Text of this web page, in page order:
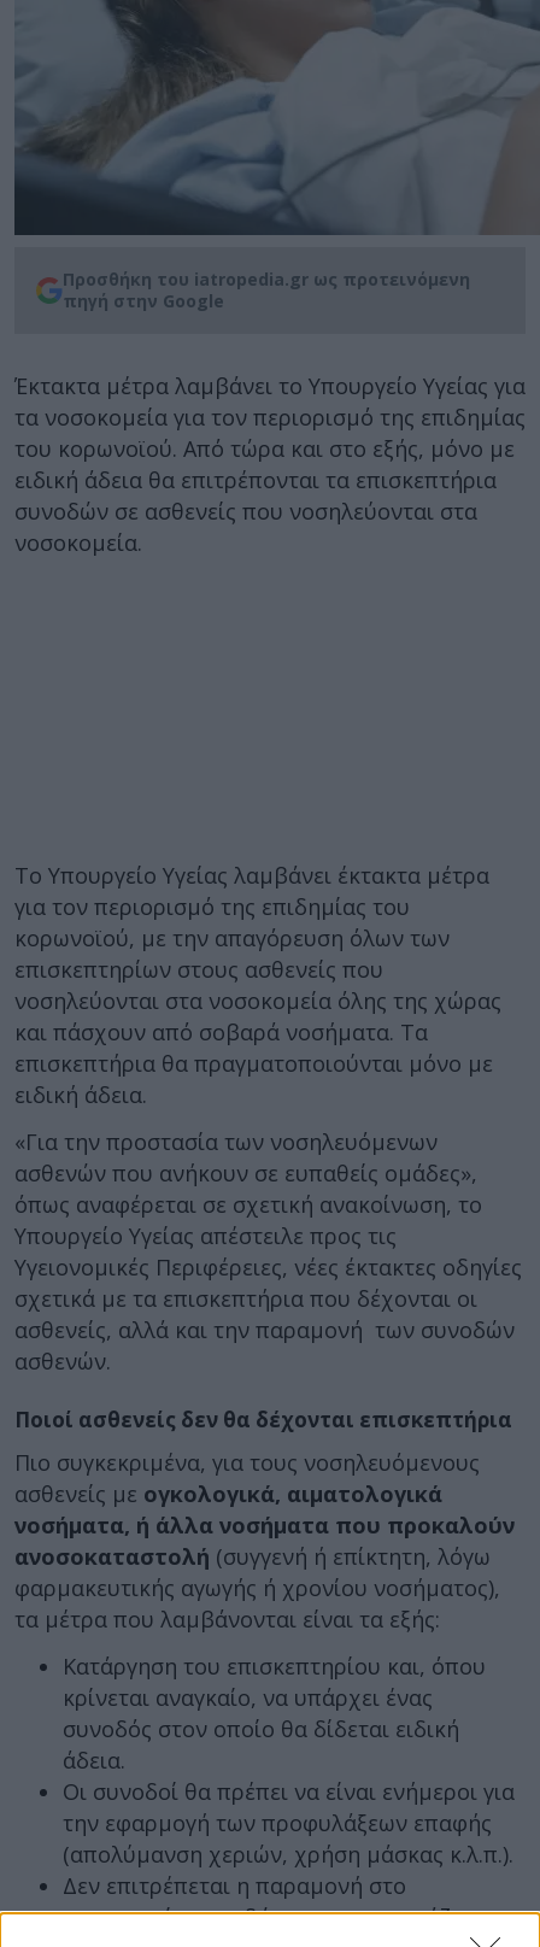
Προσθήκη του iatropedia.gr ως προτεινόμενη
πηγή στην Google
Έκτακτα μέτρα λαμβάνει το Υπουργείο Υγείας για
τα νοσοκομεία για τον περιορισμό της επιδημίας
του κορωνοϊού. Από τώρα και στο εξής, μόνο με
ειδική άδεια θα επιτρέπονται τα επισκεπτήρια
συνοδών σε ασθενείς που νοσηλεύονται στα
νοσοκομεία.
Το Υπουργείο Υγείας λαμβάνει έκτακτα μέτρα
για τον περιορισμό της επιδημίας του
κορωνοϊού, με την απαγόρευση όλων των
επισκεπτηρίων στους ασθενείς που
νοσηλεύονται στα νοσοκομεία όλης της χώρας
και πάσχουν από σοβαρά νοσήματα. Τα
επισκεπτήρια θα πραγματοποιούνται μόνο με
ειδική άδεια.
«Για την προστασία των νοσηλευόμενων
ασθενών που ανήκουν σε ευπαθείς ομάδες»,
όπως αναφέρεται σε σχετική ανακοίνωση, το
Υπουργείο Υγείας απέστειλε προς τις
Υγειονομικές Περιφέρειες, νέες έκτακτες οδηγίες
σχετικά με τα επισκεπτήρια που δέχονται οι
ασθενείς, αλλά και την παραμονή των συνοδών
ασθενών.
Ποιοί ασθενείς δεν θα δέχονται επισκεπτήρια
Πιο συγκεκριμένα, για τους νοσηλευόμενους
ασθενείς με ογκολογικά, αιματολογικά
νοσήματα, ή άλλα νοσήματα που προκαλούν
ανοσοκαταστολή (συγγενή ή επίκτητη, λόγω
φαρμακευτικής αγωγής ή χρονίου νοσήματος),
τα μέτρα που λαμβάνονται είναι τα εξής:
Κατάργηση του επισκεπτηρίου και, όπου
κρίνεται αναγκαίο, να υπάρχει ένας
συνοδός στον οποίο θα δίδεται ειδική
άδεια.
Οι συνοδοί θα πρέπει να είναι ενήμεροι για
την εφαρμογή των προφυλάξεων επαφής
(απολύμανση χεριών, χρήση μάσκας κ.λ.π.).
Δεν επιτρέπεται η παραμονή στο
νοσοκομείο συνοδών που παρουσιάζουν